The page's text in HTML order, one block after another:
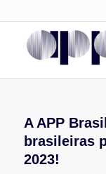
A APP
brasileiras
2023!